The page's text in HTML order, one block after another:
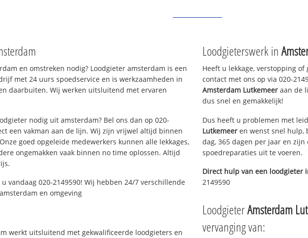
en omstreken nodig? Loodgieter amsterdam is een
met 24 uurs spoedservice en is werkzaamheden in
daarbuiten. Wij werken uitsluitend met ervaren
nodig uit amsterdam? Bel ons dan op 020-
een vakman aan de lijn. Wij zijn vrijwel altijd binnen
goed opgeleide medewerkers kunnen alle lekkages,
ongemakken vaak binnen no time oplossen. Altijd
vandaag 020-2149590! Wij hebben 24/7 verschillende
en omgeving
werkt uitsluitend met gekwalificeerde loodgieters en
Loodgieterswerk in
Heeft u lekkage, verstopping
contact met ons op via 020-
Amsterdam Lutkemeer aan de
dus snel en gemakkelijk!
Dus heeft u problemen met
Lutkemeer en wenst snel hulp,
dag, 365 dagen per jaar en
spoedreparaties uit te voeren.
Direct hulp van een loodgieter
2149590
LoodgieterAmsterdam
vervanging van: